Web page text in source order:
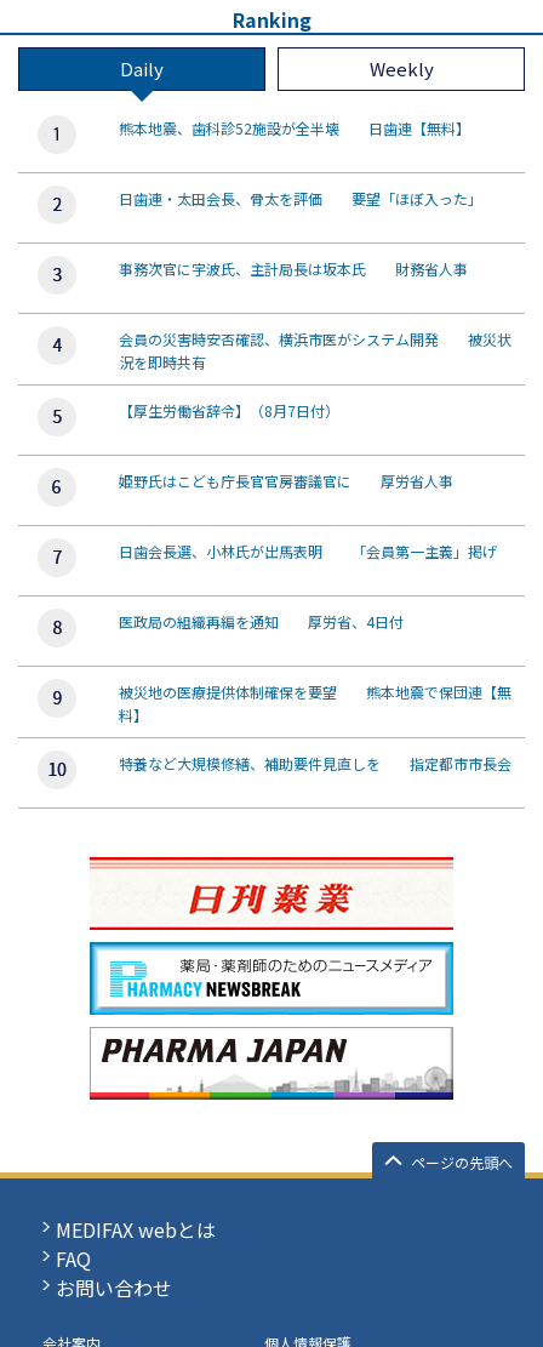
Ranking
Daily Weekly
熊本地震、歯科診52施設が全半壊 日歯連【無料】
日歯連・太田会長、骨太を評価 要望「ほぼ入った」
事務次官に宇波氏、主計局長は坂本氏 財務省人事
会員の災害時安否確認、横浜市医がシステム開発 被災状
況を即時共有
【厚生労働省辞令】（8月7日付）
姫野氏はこども庁長官官房審議官に 厚労省人事
日歯会長選、小林氏が出馬表明 「会員第一主義」掲げ
医政局の組織再編を通知 厚労省、4日付
被災地の医療提供体制確保を要望 熊本地震で保団連【無
料】
特養など大規模修繕、補助要件見直しを 指定都市市長会
ページの先頭へ
MEDIFAX webとは
FAQ
お問い合わせ
会社案内 個人情報保護